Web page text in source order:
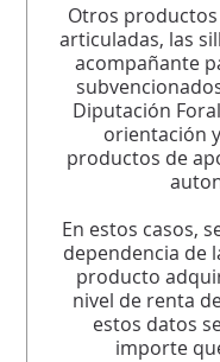
Otros productos
articuladas, las
acompañante
Diputación
orientación
productos de
En estos casos,
dependencia de
producto
nivel de renta
estos datos
importe